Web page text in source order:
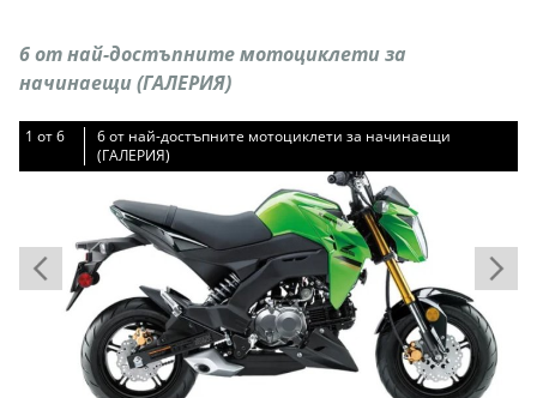
6 от най-достъпните мотоциклети за
начинаещи (ГАЛЕРИЯ)
1 от6
6 от най-достъпните мотоциклети за начинаещи
(ГАЛЕРИЯ)
1 от6
6 от най-достъпните мотоциклети за начинаещи
(ГАЛЕРИЯ)
1 от6
6 от най-достъпните мотоциклети за начинаещи
(ГАЛЕРИЯ)
1 от6
6 от най-достъпните мотоциклети за начинаещи
(ГАЛЕРИЯ)
1 от6
6 от най-достъпните мотоциклети за начинаещи
(ГАЛЕРИЯ)
1 от6
6 от най-достъпните мотоциклети за начинаещи
(ГАЛЕРИЯ)